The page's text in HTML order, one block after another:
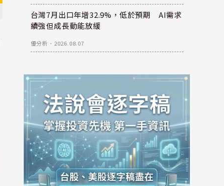
台灣7月出口年增32.9%，低於預期 AI需求
續強但成長動能放緩
優分析 ． 2026.08.07